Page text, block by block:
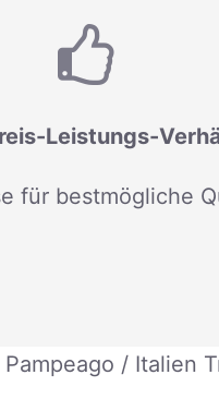
Leistungs-
für bestmögliche
/ Italien